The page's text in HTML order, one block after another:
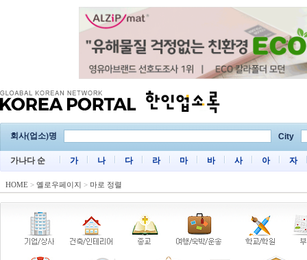
회사(업소)명 City
가나다 순 가 나 다 라 마 바 사 아 자
HOME > 옐로우페이지 > 마로 정렬